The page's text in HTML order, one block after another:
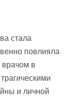
стала
повлияла
врачом в
и личной